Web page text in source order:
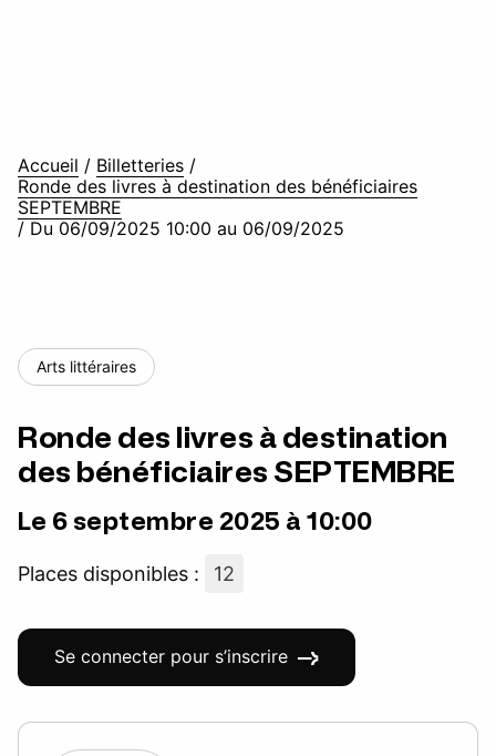
Accueil / Billetteries /
Ronde des livres à destination des bénéficiaires
SEPTEMBRE
/ Du 06/09/2025 10:00 au 06/09/2025
Arts littéraires
Ronde des livres à destination
des bénéficiaires SEPTEMBRE
Le 6 septembre 2025 à 10:00
Places disponibles : 12
Se connecter pour s’inscrire